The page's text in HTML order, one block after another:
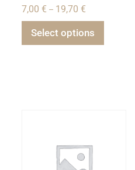
7,00 € – 19,70 €
Select options